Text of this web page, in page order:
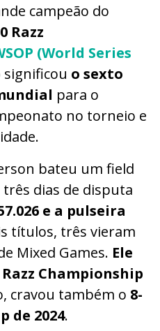
campeão do
Razz
(World Series
significou o sexto
para o
no torneio e
bateu um field
dias de disputa
e a pulseira
títulos, três vieram
Mixed Games. Ele
Championship
cravou também o 8-
de 2024.